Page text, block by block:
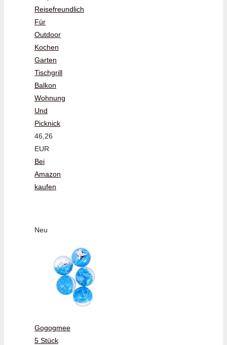
Reisefreundlich
Für
Outdoor
Kochen
Garten
Tischgrill
Balkon
Wohnung
Und
Picknick
46,26
EUR
Bei
Amazon
kaufen
Neu
Gogogmee
5 Stück